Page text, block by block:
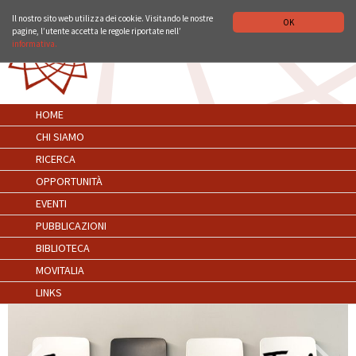
OK
Il nostro sito web utilizza dei cookie. Visitando le nostre
pagine, l’utente accetta le regole riportate nell’
informativa.
HOME
CHI SIAMO
RICERCA
OPPORTUNITÀ
EVENTI
PUBBLICAZIONI
BIBLIOTECA
MOVITALIA
LINKS